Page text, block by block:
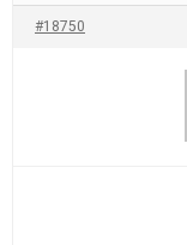
#18750